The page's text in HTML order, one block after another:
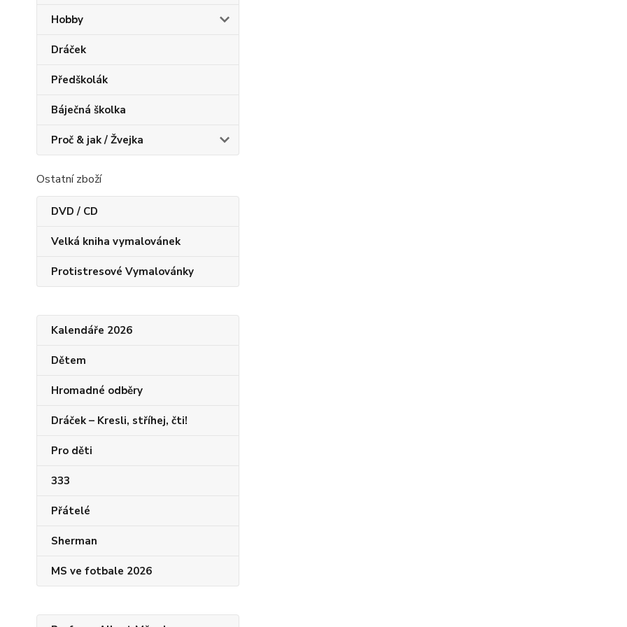
Hobby
Dráček
Předškolák
Báječná školka
Proč & jak / Žvejka
Ostatní zboží
DVD / CD
Velká kniha vymalovánek
Protistresové Vymalovánky
Kalendáře 2026
Dětem
Hromadné odběry
Dráček – Kresli, stříhej, čti!
Pro děti
333
Přátelé
Sherman
MS ve fotbale 2026